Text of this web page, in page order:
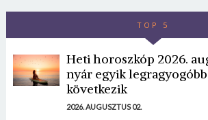
TOP 5
Heti horoszkóp 2026.
nyár egyik
következik
2026. AUGUSZTUS 02.